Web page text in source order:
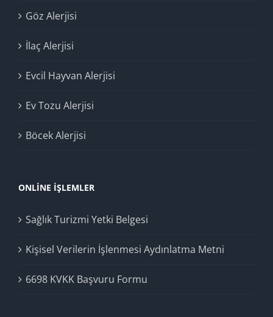
Göz Alerjisi
İlaç Alerjisi
Evcil Hayvan Alerjisi
Ev Tozu Alerjisi
Böcek Alerjisi
ONLINE İŞLEMLER
Sağlık Turizmi Yetki Belgesi
Kişisel Verilerin İşlenmesi Aydınlatma Metni
6698 KVKK Başvuru Formu